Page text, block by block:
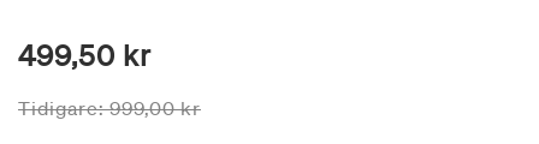
499,50 kr
Priset är nedsatt från
Tidigare:999,00 krtill